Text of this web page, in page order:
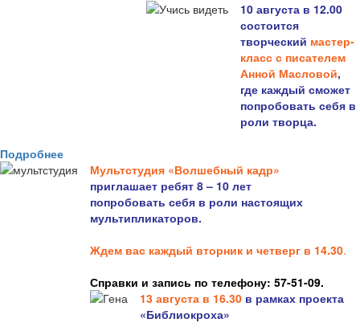
10 августа в 12.00
состоится
творческий мастер-
класс с писателем
Анной Масловой,
где каждый сможет
попробовать себя в
роли творца.
Подробнее
Мультстудия «Волшебный кадр»
приглашает ребят 8 – 10 лет
попробовать себя в роли настоящих
мультипликаторов.
Ждем вас каждый вторник и четверг в 14.30.
Справки и запись по телефону: 57-51-09.
13 августа в 16.30 в рамках проекта
«Библиокроха»